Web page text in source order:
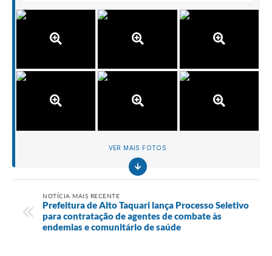
VER MAIS FOTOS
NOTÍCIA MAIS RECENTE
Prefeitura de Alto Taquari lança Processo Seletivo
para contratação de agentes de combate às
endemias e comunitário de saúde